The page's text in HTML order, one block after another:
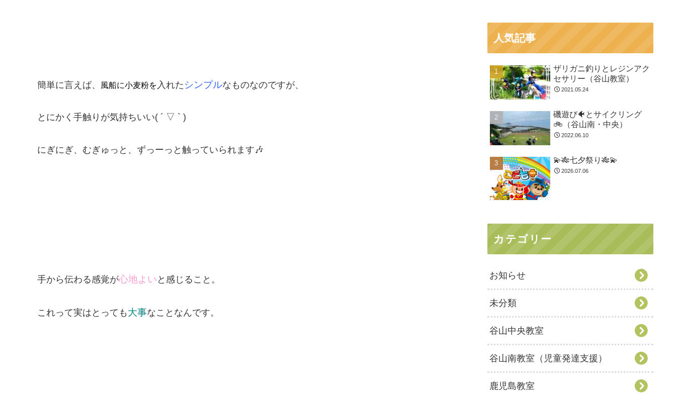
簡単に言えば、 風船に小麦粉を 入れた シンプルなものなのですが、
とにかく手触りが気持ちいい( ´ ▽ ` )
にぎにぎ、むぎゅっと、ずっーっと触っていられます🎶
手から伝わる感覚が心地よい と感じること。
これって実はとっても 大事なことなんです。
人気記事
ザリガニ釣りとレジンアク
セサリー（谷山教室）
2021.05.24
磯遊び🐠とサイクリング
🚲（谷山南・中央）
2022.06.10
💫🎋七夕祭り🎋💫
2026.07.06
カテゴリー
お知らせ
未分類
谷山中央教室
谷山南教室（児童発達支援）
鹿児島教室